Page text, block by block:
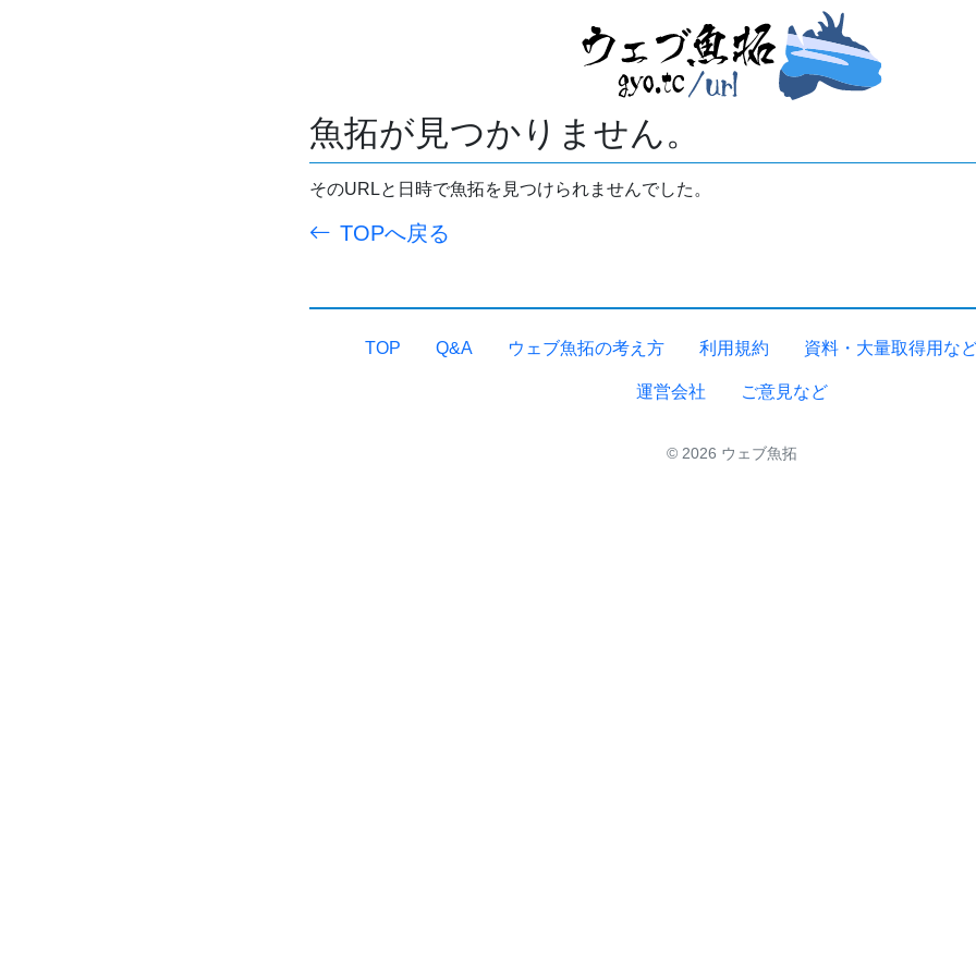
魚拓が見つかりません。
そのURLと日時で魚拓を見つけられませんでした。
TOPへ戻る
TOP Q&A ウェブ魚拓の考え方 利用規約 資料・大量取得用な
運営会社 ご意見など
© 2026 ウェブ魚拓